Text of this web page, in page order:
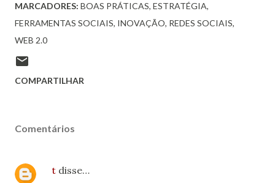
MARCADORES: BOAS PRÁTICAS ESTRATÉGIA
FERRAMENTAS SOCIAIS INOVAÇÃO REDES SOCIAIS
WEB 2.0
COMPARTILHAR
Comentários
t disse…